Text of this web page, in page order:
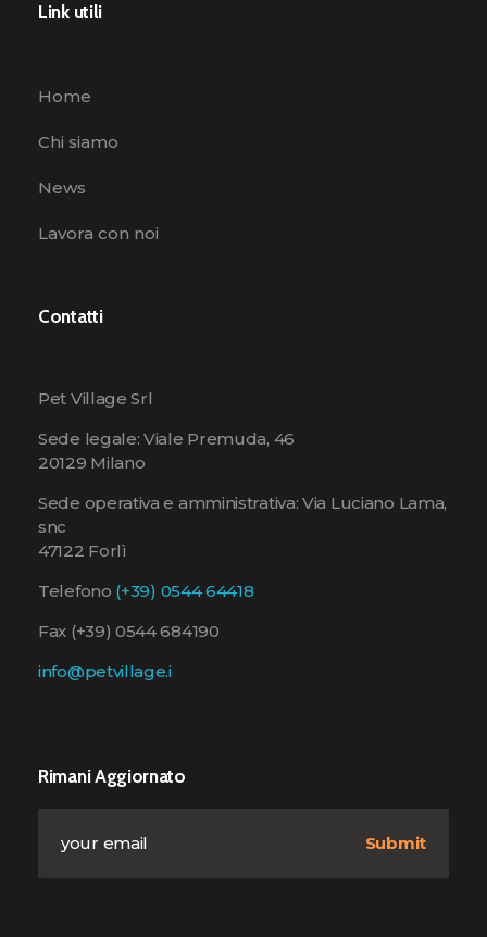
Link utili
Home
Chi siamo
News
Lavora con noi
Contatti
Pet Village Srl
Sede legale: Viale Premuda, 46
20129 Milano
Sede operativa e amministrativa: Via Luciano Lama,
snc
47122 Forlì
Telefono (+39) 0544 64418
Fax (+39) 0544 684190
info@petvillage.i
Rimani Aggiornato